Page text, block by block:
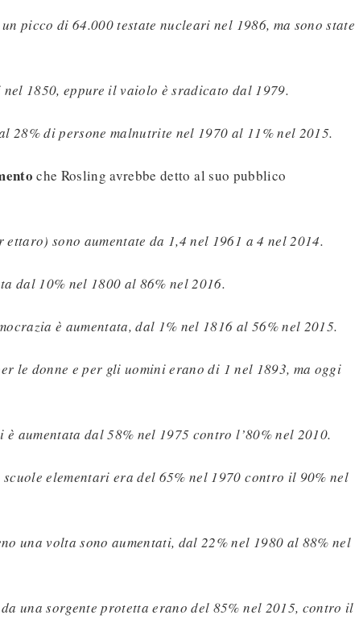
picco di 64.000 testate nucleari nel 1986, ma sono state
1850, eppure il vaiolo è sradicato dal 1979.
28% di persone malnutrite nel 1970 al 11% nel 2015.
che Rosling avrebbe detto al suo pubblico
sono aumentate da 1,4 nel 1961 a 4 nel 2014.
dal 10% nel 1800 al 86% nel 2016.
è aumentata, dal 1% nel 1816 al 56% nel 2015.
le donne e per gli uomini erano di 1 nel 1893, ma oggi
aumentata dal 58% nel 1975 contro l’80% nel 2010.
elementari era del 65% nel 1970 contro il 90% nel
una volta sono aumentati, dal 22% nel 1980 al 88% nel
una sorgente protetta erano del 85% nel 2015, contro il